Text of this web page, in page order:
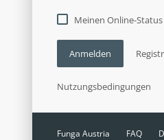
Meinen Online-
Anmelden
Nutzungsbedingungen
Funga Austria FAQ